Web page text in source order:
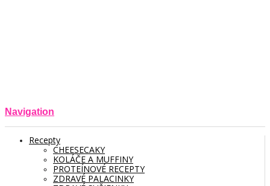
Navigation
Recepty
CHEESECAKY
KOLÁČE A MUFFINY
PROTEÍNOVÉ RECEPTY
ZDRAVÉ PALACINKY